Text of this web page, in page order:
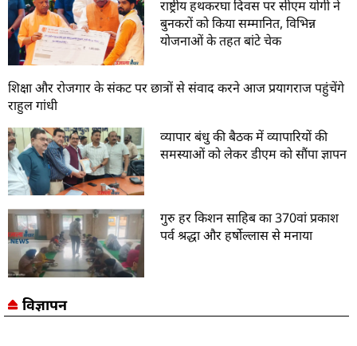
राष्ट्रीय हथकरघा दिवस पर सीएम योगी ने
बुनकरों को किया सम्मानित, विभिन्न
योजनाओं के तहत बांटे चेक
शिक्षा और रोजगार के संकट पर छात्रों से संवाद करने आज प्रयागराज पहुंचेंगे
राहुल गांधी
व्यापार बंधु की बैठक में व्यापारियों की
समस्याओं को लेकर डीएम को सौंपा ज्ञापन
गुरु हर किशन साहिब का 370वां प्रकाश
पर्व श्रद्धा और हर्षोल्लास से मनाया
विज्ञापन